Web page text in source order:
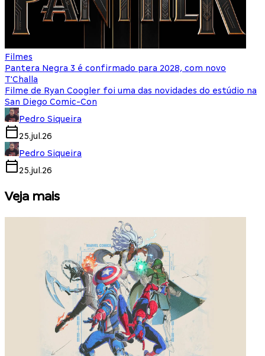
Filmes
Pantera Negra 3 é confirmado para 2028, com novo
T'Challa
Filme de Ryan Coogler foi uma das novidades do estúdio na
San Diego Comic-Con
Pedro Siqueira
25.jul.26
Pedro Siqueira
25.jul.26
Veja mais